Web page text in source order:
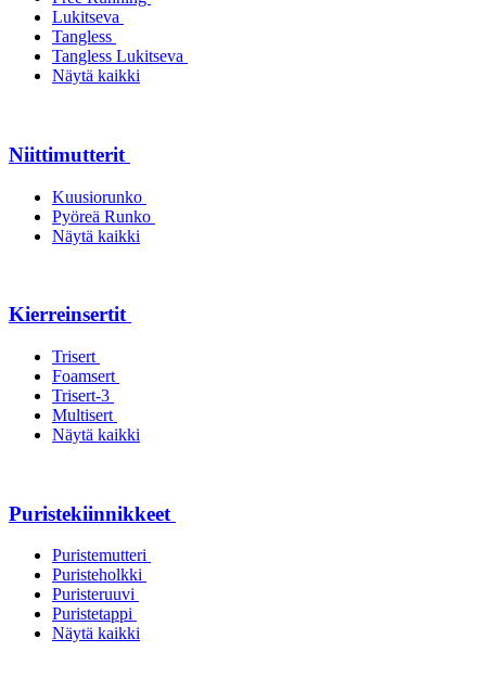
Lukitseva
Tangless
Tangless Lukitseva
Näytä kaikki
Niittimutterit
Kuusiorunko
Pyöreä Runko
Näytä kaikki
Kierreinsertit
Trisert
Foamsert
Trisert-3
Multisert
Näytä kaikki
Puristekiinnikkeet
Puristemutteri
Puristeholkki
Puristeruuvi
Puristetappi
Näytä kaikki